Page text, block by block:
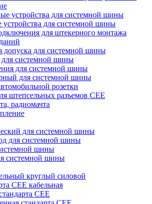
устройства для системной шины
для штекерного монтажа
допуска для системной шины
для системной шины
для системной шины
для системной шины
розетки
штепсельных разъемов CEE
радиомачта
для системной шины
для системной шины
шины
системной шины
круглый силовой
CEE кабельная
CEE